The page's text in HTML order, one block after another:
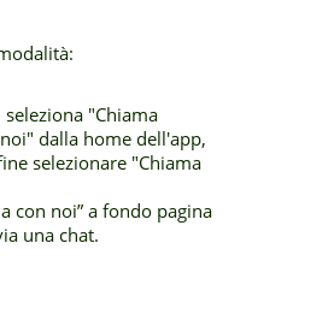
"Chiama
dalla home dell'app,
selezionare "Chiama
con noi” a fondo pagina
una chat.